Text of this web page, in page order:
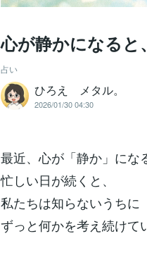
心が静かになると
占い
ひろえ メタル。
2026/01/30 04:30
最近、心が「静か」にな
忙しい日が続くと、
私たちは知らないうちに
ずっと何かを考え続けて